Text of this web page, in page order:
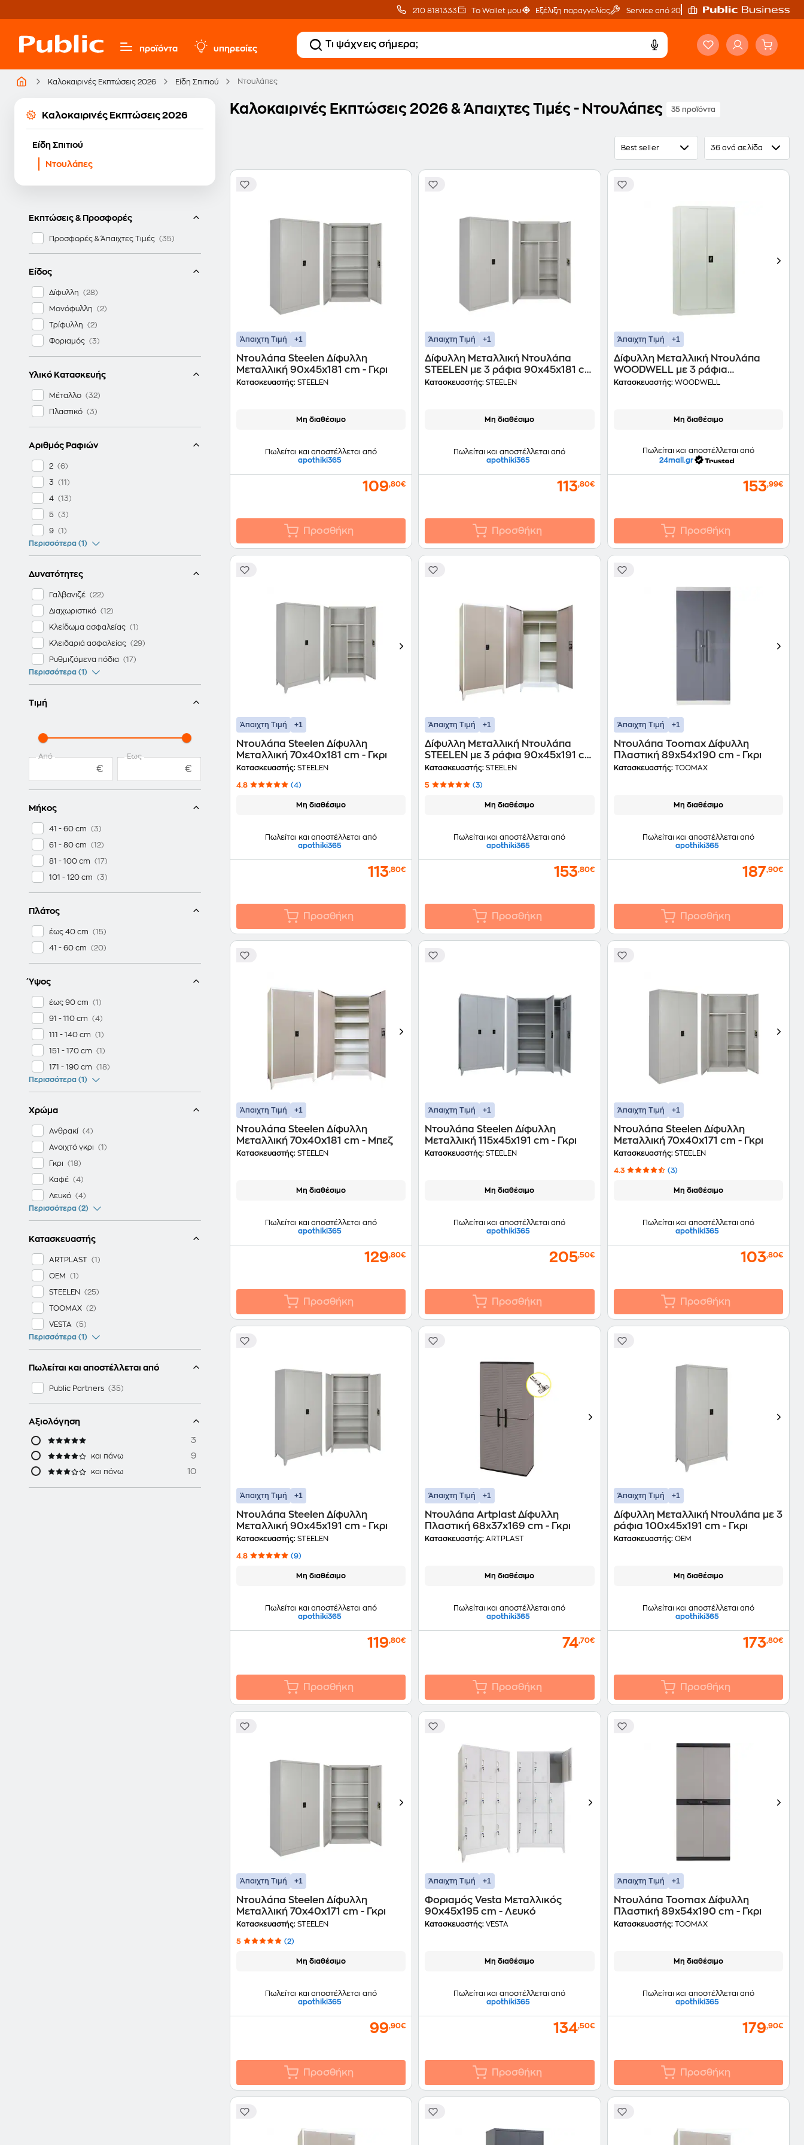
210 8181333 Το Wallet μου Εξέλιξη παραγγελίας Service από 20'
προϊόντα υπηρεσίες
Καλοκαιρινές Εκπτώσεις 2026 Είδη Σπιτιού Ντουλάπες
Καλοκαιρινές Εκπτώσεις 2026
Είδη Σπιτιού
Ντουλάπες
Εκπτώσεις & Προσφορές
Προσφορές & Άπαιχτες Τιμές
Είδος
Δίφυλλη
Μονόφυλλη
Τρίφυλλη
Φοριαμός
Υλικό Κατασκευής
Μέταλλο
Πλαστικό
Αριθμός Ραφιών
2
3
4
5
9
Περισσότερα (1)
Δυνατότητες
Γαλβανιζέ
Διαχωριστικό
Κλείδωμα ασφαλείας
Κλειδαριά ασφαλείας
Ρυθμιζόμενα πόδια
Περισσότερα (1)
Τιμή
Από
€
Έως
€
Μήκος
41 - 60 cm
61 - 80 cm
81 - 100 cm
101 - 120 cm
Πλάτος
έως 40 cm
41 - 60 cm
Ύψος
έως 90 cm
91 - 110 cm
111 - 140 cm
151 - 170 cm
171 - 190 cm
Περισσότερα (1)
Χρώμα
Ανθρακί
Ανοιχτό γκρι
Γκρι
Καφέ
Λευκό
Περισσότερα (2)
Κατασκευαστής
ARTPLAST
OEM
STEELEN
TOOMAX
VESTA
Περισσότερα (1)
Πωλείται και αποστέλλεται από
Public Partners
Αξιολόγηση
3
και πάνω 9
και πάνω 10
Καλοκαιρινές Εκπτώσεις 2026 & Άπαιχτες Τιμές - Ντουλάπες 35 προϊόντα
Best seller 36 ανά σελίδα
Άπαιχτη Τιμή +1
Ντουλάπα Steelen Δίφυλλη
Μεταλλική 90x45x181 cm - Γκρι
Κατασκευαστής: STEELEN
Μη διαθέσιμο
Πωλείται και αποστέλλεται από
apothiki365
109,80€
Προσθήκη
Άπαιχτη Τιμή +1
Δίφυλλη Μεταλλική Ντουλάπα
STEELEN με 3 ράφια 90x45x181 cm
- Γκρι
Κατασκευαστής: STEELEN
Μη διαθέσιμο
Πωλείται και αποστέλλεται από
apothiki365
113,80€
Προσθήκη
Άπαιχτη Τιμή +1
Δίφυλλη Μεταλλική Ντουλάπα
WOODWELL με 3 ράφια
90x40x185 cm - Λευκή
Κατασκευαστής:WOODWELL
Μη διαθέσιμο
Πωλείται και αποστέλλεται από
24mall.gr
153,99€
Προσθήκη
Άπαιχτη Τιμή +1
Ντουλάπα Steelen Δίφυλλη
Μεταλλική 70x40x181 cm - Γκρι
Κατασκευαστής: STEELEN
4.8 (4)
Μη διαθέσιμο
Πωλείται και αποστέλλεται από
apothiki365
113,80€
Προσθήκη
Άπαιχτη Τιμή +1
Δίφυλλη Μεταλλική Ντουλάπα
STEELEN με 3 ράφια 90x45x191 cm
- Μπεζ
Κατασκευαστής: STEELEN
5 (3)
Μη διαθέσιμο
Πωλείται και αποστέλλεται από
apothiki365
153,80€
Προσθήκη
Άπαιχτη Τιμή +1
Ντουλάπα Toomax Δίφυλλη
Πλαστική 89x54x190 cm - Γκρι
Κατασκευαστής:TOOMAX
Μη διαθέσιμο
Πωλείται και αποστέλλεται από
apothiki365
187,90€
Προσθήκη
Άπαιχτη Τιμή +1
Ντουλάπα Steelen Δίφυλλη
Μεταλλική 70x40x181 cm - Μπεζ
Κατασκευαστής: STEELEN
Μη διαθέσιμο
Πωλείται και αποστέλλεται από
apothiki365
129,80€
Προσθήκη
Άπαιχτη Τιμή +1
Ντουλάπα Steelen Δίφυλλη
Μεταλλική 115x45x191 cm - Γκρι
Κατασκευαστής: STEELEN
Μη διαθέσιμο
Πωλείται και αποστέλλεται από
apothiki365
205,50€
Προσθήκη
Άπαιχτη Τιμή +1
Ντουλάπα Steelen Δίφυλλη
Μεταλλική 70x40x171 cm - Γκρι
Κατασκευαστής:STEELEN
4.3 (3)
Μη διαθέσιμο
Πωλείται και αποστέλλεται από
apothiki365
103,80€
Προσθήκη
Άπαιχτη Τιμή +1
Ντουλάπα Steelen Δίφυλλη
Μεταλλική 90x45x191 cm - Γκρι
Κατασκευαστής: STEELEN
4.8 (9)
Μη διαθέσιμο
Πωλείται και αποστέλλεται από
apothiki365
119,80€
Προσθήκη
Άπαιχτη Τιμή +1
Ντουλάπα Artplast Δίφυλλη
Πλαστική 68x37x169 cm - Γκρι
Κατασκευαστής: ARTPLAST
Μη διαθέσιμο
Πωλείται και αποστέλλεται από
apothiki365
74,70€
Προσθήκη
Άπαιχτη Τιμή +1
Δίφυλλη Μεταλλική Ντουλάπα με 3
ράφια 100x45x191 cm - Γκρι
Κατασκευαστής:OEM
Μη διαθέσιμο
Πωλείται και αποστέλλεται από
apothiki365
173,80€
Προσθήκη
Άπαιχτη Τιμή +1
Ντουλάπα Steelen Δίφυλλη
Μεταλλική 70x40x171 cm - Γκρι
Κατασκευαστής: STEELEN
5 (2)
Μη διαθέσιμο
Πωλείται και αποστέλλεται από
apothiki365
99,90€
Προσθήκη
Άπαιχτη Τιμή +1
Φοριαμός Vesta Μεταλλικός
90x45x195 cm - Λευκό
Κατασκευαστής: VESTA
Μη διαθέσιμο
Πωλείται και αποστέλλεται από
apothiki365
134,50€
Προσθήκη
Άπαιχτη Τιμή +1
Ντουλάπα Toomax Δίφυλλη
Πλαστική 89x54x190 cm - Γκρι
Κατασκευαστής:TOOMAX
Μη διαθέσιμο
Πωλείται και αποστέλλεται από
apothiki365
179,90€
Προσθήκη